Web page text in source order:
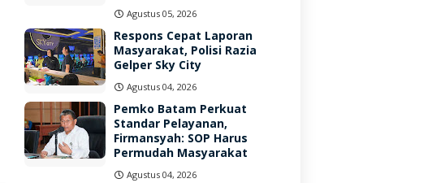
Agustus 05, 2026
Respons Cepat Laporan
Masyarakat, Polisi Razia
Gelper Sky City
Agustus 04, 2026
Pemko Batam Perkuat
Standar Pelayanan,
Firmansyah: SOP Harus
Permudah Masyarakat
Agustus 04, 2026